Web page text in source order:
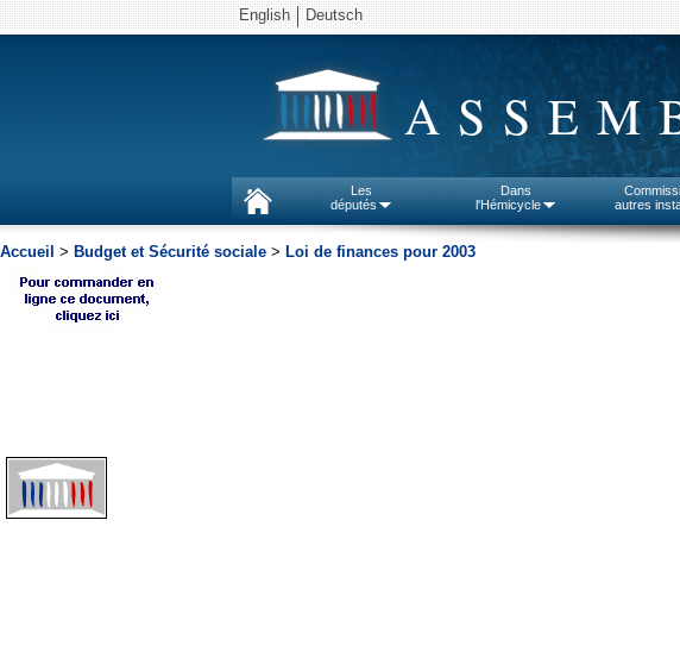
English Deutsch
Les
députés
Dans
l'Hémicycle
autres
Accueil > Budget et Sécurité sociale > Loi de finances pour 2003